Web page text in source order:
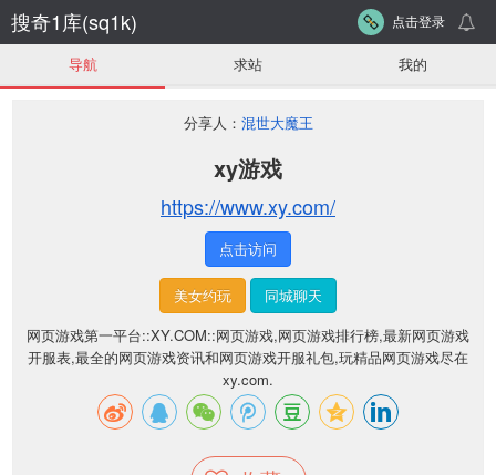
搜奇1库(sq1k) 点击登录
导航 求站 我的
分享人： 混世大魔王
xy游戏
https://www.xy.com/
点击访问
美女约玩
同城聊天
网页游戏第一平台::XY.COM::网页游戏,网页游戏排行榜,最新网页游戏
开服表,最全的网页游戏资讯和网页游戏开服礼包,玩精品网页游戏尽在
xy.com.